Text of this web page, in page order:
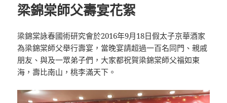
梁錦棠師父壽宴花絮
梁錦棠詠春國術研究會於2016年9月18日假太子京華酒家
為梁錦棠師父舉行壽宴，當晚宴請超過一百名同門、親戚
朋友、與及一眾弟子們，大家都祝賀梁錦棠師父福如東
海，壽比南山，桃李滿天下。